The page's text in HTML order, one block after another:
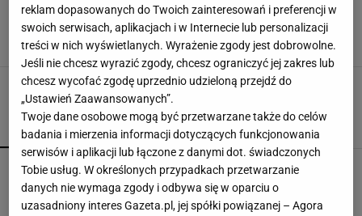
kosztują grosze! Z motywem kwiatowym są
idealne na wiosnę i lato
Justyna Laskowska,30 KWIETNIA 2024, 15:15
POPULARNE NAJNOWSZE
Czółenka Lasocki aż 40% taniej. Kupisz je za
niewiele ponad 100 zł
reklam dopasowanych do Twoich zainteresowań i preferencji w
swoich serwisach, aplikacjach i w Internecie lub personalizacji
treści w nich wyświetlanych. Wyrażenie zgody jest dobrowolne.
Jeśli nie chcesz wyrazić zgody, chcesz ograniczyć jej zakres lub
chcesz wycofać zgodę uprzednio udzieloną przejdź do
„Ustawień Zaawansowanych”.
Twoje dane osobowe mogą być przetwarzane także do celów
badania i mierzenia informacji dotyczących funkcjonowania
serwisów i aplikacji lub łączone z danymi dot. świadczonych
Tobie usług. W określonych przypadkach przetwarzanie
danych nie wymaga zgody i odbywa się w oparciu o
uzasadniony interes Gazeta.pl, jej spółki powiązanej – Agora